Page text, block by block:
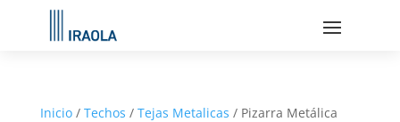
Inicio/ Techos / Tejas Metalicas / Pizarra Metálica